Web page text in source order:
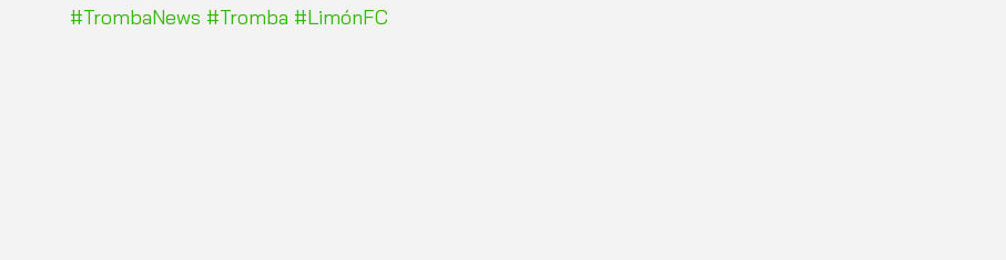
#TrombaNews #Tromba #LimónFC